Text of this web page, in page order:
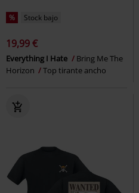
% Stock bajo
19,99 €
Everything I Hate
Bring Me The
Horizon
Top tirante ancho